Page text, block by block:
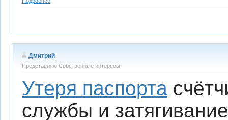
Дмитрий
Представляю Собственные интересы
Утеря паспорта
службы и